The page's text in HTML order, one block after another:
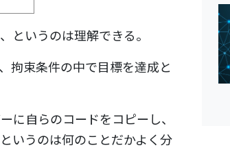
というのは理解できる。
拘束条件の中で目標を達成と
に自らのコードをコピーし、
いうのは何のことだかよく分